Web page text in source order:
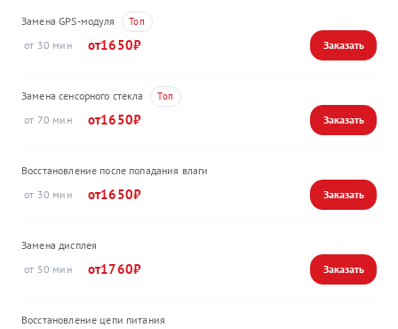
Замена GPS-модуля
30
1650
Замена сенсорного стекла
70
1650
Восстановление после попадания влаги
30
1650
Замена дисплея
50
1760
Восстановление цепи питания